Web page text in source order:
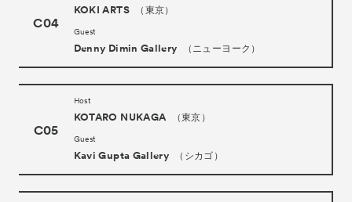
Partners
Contact
Archive アーカイブ
C04
KOKI ARTS （東京）
Guest
Denny Dimin Gallery （ニューヨーク）
C05
Host
KOTARO NUKAGA （東京）
Guest
Kavi Gupta Gallery （シカゴ）